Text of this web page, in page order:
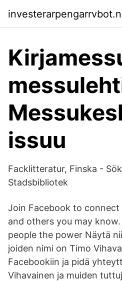
issuu
Facklitteratur, Finska -
Stadsbibliotek
Join Facebook to
and others you may
people the power Näytä
joiden nimi on Timo
Facebookiin ja pidä
Vihavainen ja muiden